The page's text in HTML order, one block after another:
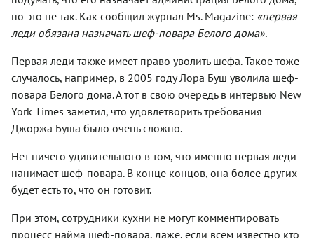
но это не так. Как сообщил журнал Ms. Magazine: «первая
леди обязана назначать шеф-повара Белого дома».
Первая леди также имеет право уволить шефа. Такое тоже
случалось, например, в 2005 году Лора Буш уволила шеф-
повара Белого дома. А тот в свою очередь в интервью New
York Times заметил, что удовлетворить требования
Джоржа Буша было очень сложно.
Нет ничего удивительного в том, что именно первая леди
нанимает шеф-повара. В конце концов, она более других
будет есть то, что он готовит.
При этом, сотрудники кухни не могут комментировать
процесс найма шеф-повара, даже, если всем известно кто